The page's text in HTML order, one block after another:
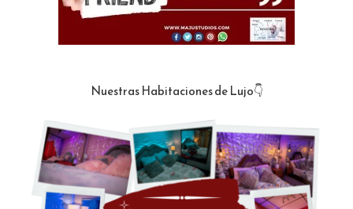
Nuestras Habitaciones de Lujo👇